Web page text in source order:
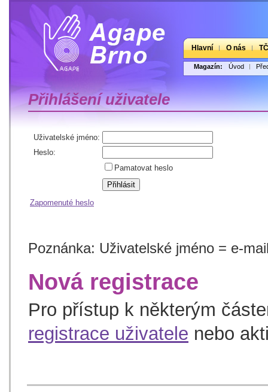
Hlavní O nás
Magazín: Úvod
Přihlášení uživatele
Uživatelské jméno:
Heslo:
Pamatovat heslo
Zapomenuté heslo
Poznánka: Uživatelské jméno = e-
Nová registrace
Pro přístup k některým
registrace uživatele nebo